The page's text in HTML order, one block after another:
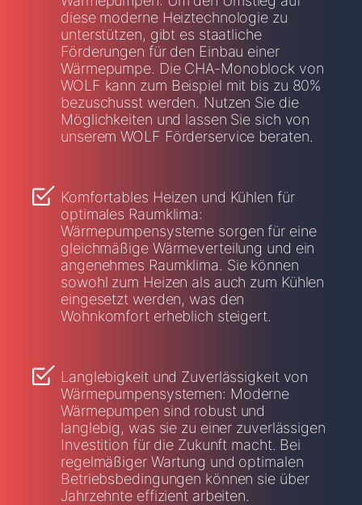
diese moderne Heiztechnologie zu
unterstützen, gibt es staatliche
Förderungen für den Einbau einer
Wärmepumpe. Die CHA-Monoblock von
WOLF kann zum Beispiel mit bis zu 80%
bezuschusst werden. Nutzen Sie die
Möglichkeiten und lassen Sie sich von
unserem WOLF Förderservice beraten.
Komfortables Heizen und Kühlen für
optimales Raumklima:
Wärmepumpensysteme sorgen für eine
gleichmäßige Wärmeverteilung und ein
angenehmes Raumklima. Sie können
sowohl zum Heizen als auch zum Kühlen
eingesetzt werden, was den
Wohnkomfort erheblich steigert.
Langlebigkeit und Zuverlässigkeit von
Wärmepumpensystemen: Moderne
Wärmepumpen sind robust und
langlebig, was sie zu einer zuverlässigen
Investition für die Zukunft macht. Bei
regelmäßiger Wartung und optimalen
Betriebsbedingungen können sie über
Jahrzehnte effizient arbeiten.